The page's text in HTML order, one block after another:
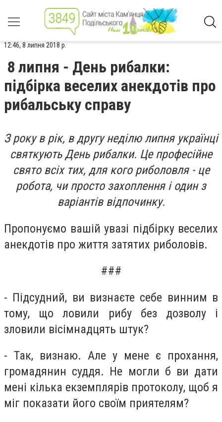
12:46, 8 липня 2018 р.
8 липня - День рибалки:
підбірка веселих анекдотів про
рибальську справу
З року в рік, в другу неділю липня українці
святкують День рибалки. Це професійне
свято всіх тих, для кого риболовля - це
робота, чи просто захоплення і один з
варіантів відпочинку.
Пропонуємо вашій увазі підбірку веселих
анекдотів про життя затятих риболовів.
###
- Підсудний, ви визнаєте себе винним в
тому, що ловили рибу без дозволу і
зловили вісімнадцять штук?
- Так, визнаю. Але у мене є прохання,
громадянин суддя. Не могли б ви дати
мені кілька екземплярів протоколу, щоб я
міг показати його своїм приятелям?